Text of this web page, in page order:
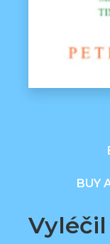
BUY